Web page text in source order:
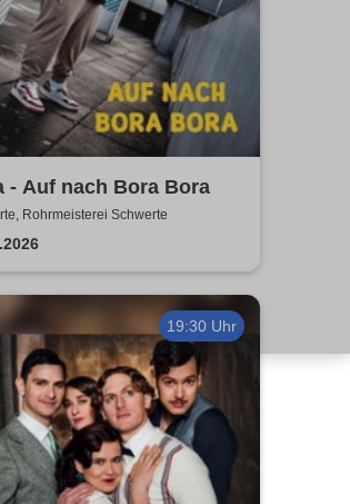
- Auf nach Bora Bora
Rohrmeisterei Schwerte
19:30 Uhr